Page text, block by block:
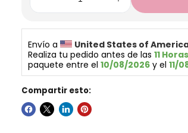
Envío a
United States of
Realiza tu pedido antes de las 11
paquete entre el 10/08/2026 y el 11/
Compartir esto: